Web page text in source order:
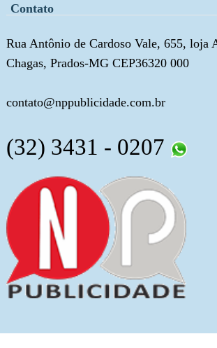
Contato
Rua Antônio de Cardoso Vale, 655, loja
Chagas, Prados-MG CEP36320 000
contato@nppublicidade.com.br
(32) 3431 - 0207